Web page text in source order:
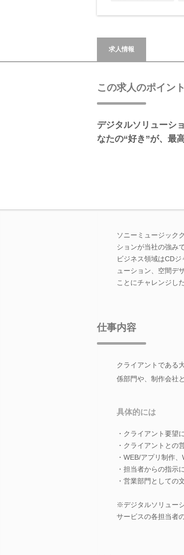
求人情報
この求人のポイント
デジタルソリューシ
なたの“好き”が、最
ソニーミュージック
ションが当社の強みで
ビジネス領域はCD
ューション、空間デ
ことにチャレンジし
仕事内容
クライアントである
係部門や、制作会社
具体的には
・クライアント要望
・クライアントとの
・WEB/アプリ制作
・担当者からの指示
・営業部門としての
※デジタルソリュー
サービスの各担当者